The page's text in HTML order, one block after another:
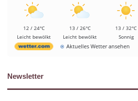
12 / 24°C
Leicht bewölkt
13 / 26°C
Leicht bewölkt
13 / 32°C
Sonnig
Aktuelles Wetter ansehen
Newsletter